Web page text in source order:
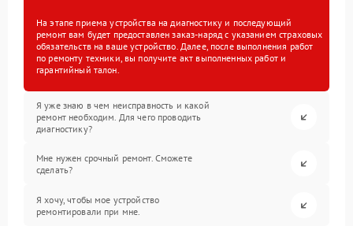
На этапе приема устройства на диагностику и последующий
ремонт вам будет предоставлен заказ-наряд с указанием страховых
обязательств на ваше устройство. Далее, после выполнения работ
по ремонту техники, вы получите акт выполненных работ и
гарантийный талон.
Я уже знаю в чем неисправность и какой
ремонт необходим. Для чего проводить
диагностику?
Мне нужен срочный ремонт. Сможете
сделать?
Я хочу, чтобы мое устройство
ремонтировали при мне.